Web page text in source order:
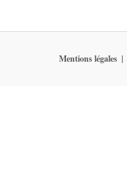
Mentions légales